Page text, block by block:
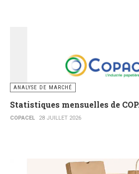
ANALYSE DE MARCHÉ
Statistiques mensuelles de
COPACEL 28 JUILLET 2026